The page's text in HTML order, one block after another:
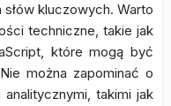
kluczowych. Warto
techniczne, takie jak
które mogą być
można zapominać o
takimi jak